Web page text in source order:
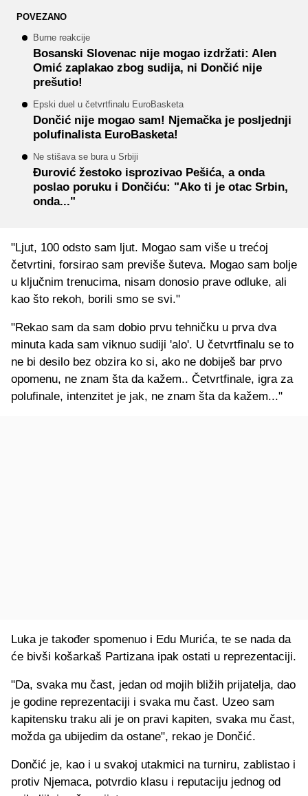
POVEZANO
Burne reakcije
Bosanski Slovenac nije mogao izdržati: Alen
Omić zaplakao zbog sudija, ni Dončić nije
prešutio!
Epski duel u četvrtfinalu EuroBasketa
Dončić nije mogao sam! Njemačka je posljednji
polufinalista EuroBasketa!
Ne stišava se bura u Srbiji
Đurović žestoko isprozivao Pešića, a onda
poslao poruku i Dončiću: "Ako ti je otac Srbin,
onda..."
"Ljut, 100 odsto sam ljut. Mogao sam više u trećoj
četvrtini, forsirao sam previše šuteva. Mogao sam bolje
u ključnim trenucima, nisam donosio prave odluke, ali
kao što rekoh, borili smo se svi."
"Rekao sam da sam dobio prvu tehničku u prva dva
minuta kada sam viknuo sudiji 'alo'. U četvrtfinalu se to
ne bi desilo bez obzira ko si, ako ne dobiješ bar prvo
opomenu, ne znam šta da kažem.. Četvrtfinale, igra za
polufinale, intenzitet je jak, ne znam šta da kažem..."
Luka je također spomenuo i Edu Murića, te se nada da
će bivši košarkaš Partizana ipak ostati u reprezentaciji.
"Da, svaka mu čast, jedan od mojih bližih prijatelja, dao
je godine reprezentaciji i svaka mu čast. Uzeo sam
kapitensku traku ali je on pravi kapiten, svaka mu čast,
možda ga ubijedim da ostane", rekao je Dončić.
Dončić je, kao i u svakoj utakmici na turniru, zablistao i
protiv Njemaca, potvrdio klasu i reputaciju jednog od